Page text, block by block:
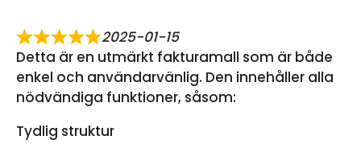
2025-01-15
Detta är en utmärkt fakturamall som är både
enkel och användarvänlig. Den innehåller alla
nödvändiga funktioner, såsom:
Tydlig struktur